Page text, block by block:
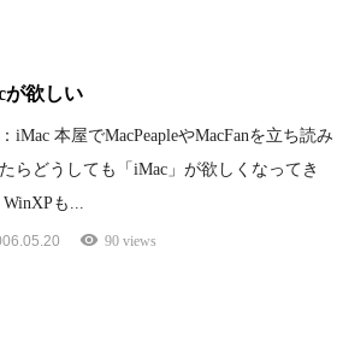
が欲しい
iMac 本屋でMacPeapleやMacFanを立ち読み
らどうしても「iMac」が欲しくなってき
も...
90 views